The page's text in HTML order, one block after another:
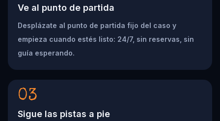
Ve al punto de partida
Desplázate al punto de partida fijo del caso y
empieza cuando estés listo: 24/7, sin reservas, sin
guía esperando.
03
Sigue las pistas a pie